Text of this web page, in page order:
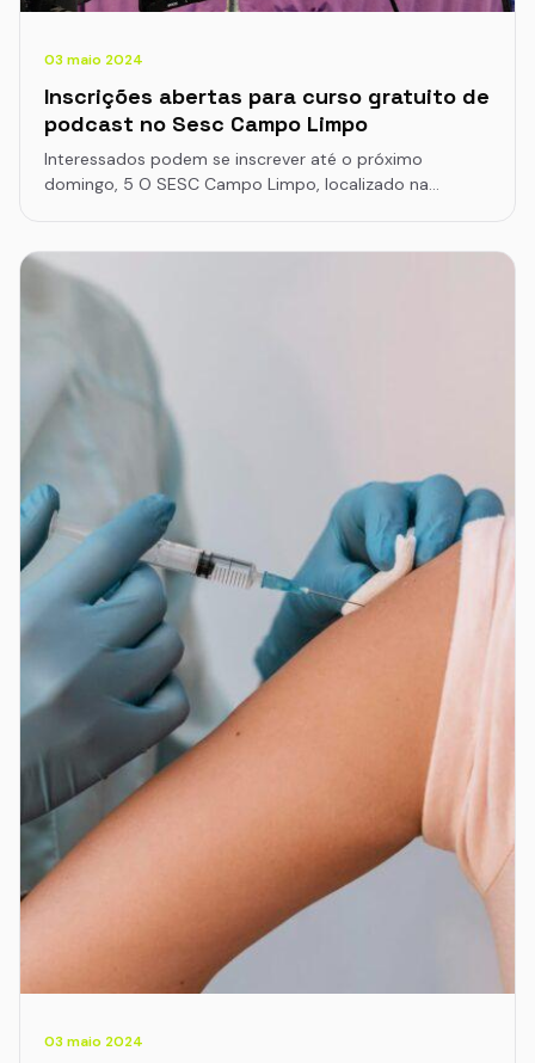
03 maio 2024
Inscrições abertas para curso gratuito de
podcast no Sesc Campo Limpo
Interessados podem se inscrever até o próximo
domingo, 5 O SESC Campo Limpo, localizado na…
03 maio 2024